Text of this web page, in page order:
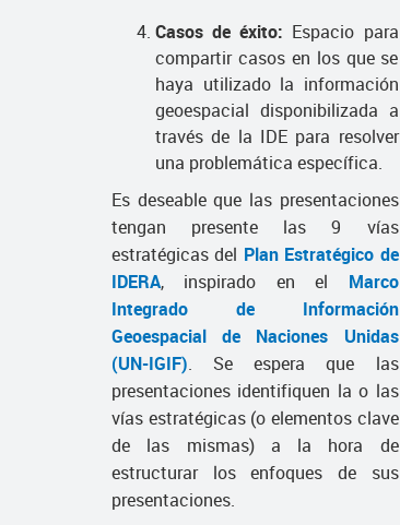
Casos de éxito: Espacio para
compartir casos en los que se
haya utilizado la información
geoespacial disponibilizada a
través de la IDE para resolver
una problemática específica.
Es deseable que las presentaciones
tengan presente las 9 vías
estratégicas del Plan Estratégico de
IDERA, inspirado en el Marco
Integrado de Información
Geoespacial de Naciones Unidas
(UN-IGIF). Se espera que las
presentaciones identifiquen la o las
vías estratégicas (o elementos clave
de las mismas) a la hora de
estructurar los enfoques de sus
presentaciones.